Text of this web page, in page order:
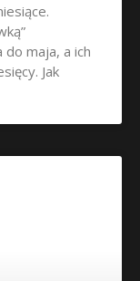
maja, a ich
Jak